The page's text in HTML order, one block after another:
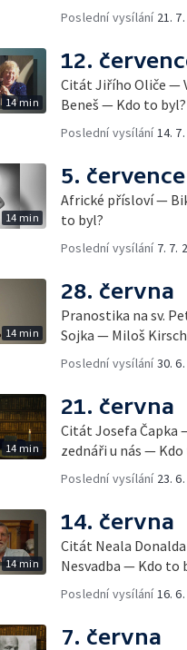
Poslední vysílání 21.
14 min
12.
Citát Jiřího Oliče —
Beneš — Kdo to byl?
Poslední vysílání 14.
14 min
5. července
Africké přísloví —
to byl?
Poslední vysílání 7. 7.
14 min
28. června
Pranostika na sv.
Sojka — Miloš
Poslední vysílání30.
14 min
21. června
Citát Josefa Čapka
zednáři u nás —
Poslední vysílání 23.
14 min
14. června
Citát Neala
Nesvadba — Kdo to
Poslední vysílání 16.
7. června